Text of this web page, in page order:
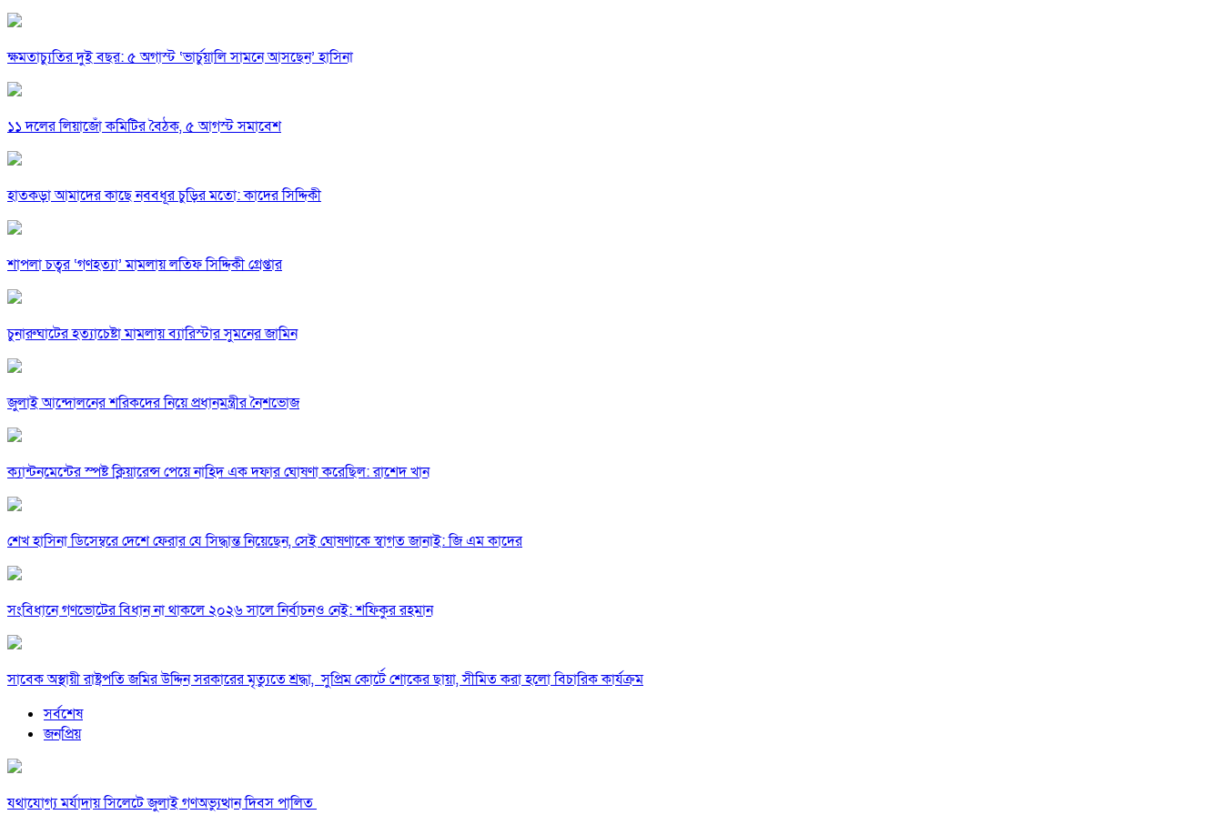
ক্ষমতাচ্যুতির দুই বছর: ৫ অগাস্ট ‘ভার্চুয়ালি সামনে আসছেন’ হাসিনা
১১ দলের লিয়াজোঁ কমিটির বৈঠক, ৫ আগস্ট সমাবেশ
হাতকড়া আমাদের কাছে নববধূর চুড়ির মতো: কাদের সিদ্দিকী
শাপলা চত্বর ‘গণহত্যা’ মামলায় লতিফ সিদ্দিকী গ্রেপ্তার
চুনারুঘাটের হত্যাচেষ্টা মামলায় ব্যারিস্টার সুমনের জামিন
জুলাই আন্দোলনের শরিকদের নিয়ে প্রধানমন্ত্রীর নৈশভোজ
ক্যান্টনমেন্টের স্পষ্ট ক্লিয়ারেন্স পেয়ে নাহিদ এক দফার ঘোষণা করেছিল: রাশেদ খান
শেখ হাসিনা ডিসেম্বরে দেশে ফেরার যে সিদ্ধান্ত নিয়েছেন, সেই ঘোষণাকে স্বাগত জানাই: জি এম কাদের
সংবিধানে গণভোটের বিধান না থাকলে ২০২৬ সালে নির্বাচনও নেই: শফিকুর রহমান
সাবেক অস্থায়ী রাষ্ট্রপতি জমির উদ্দিন সরকারের মৃত্যুতে শ্রদ্ধা, সুপ্রিম কোর্টে শোকের ছায়া, সীমিত করা হলো বিচারিক কার্যক্রম
সর্বশেষ
জনপ্রিয়
যথাযোগ্য মর্যাদায় সিলেটে জুলাই গণঅভ্যুত্থান দিবস পালিত